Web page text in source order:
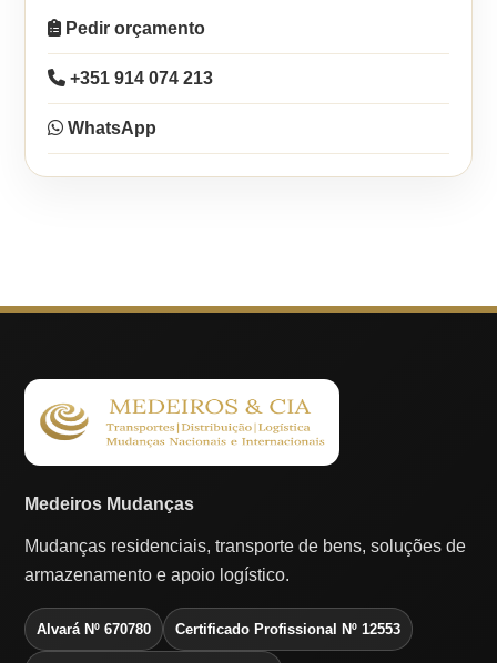
Pedir orçamento
+351 914 074 213
WhatsApp
Medeiros Mudanças
Mudanças residenciais, transporte de bens, soluções de
armazenamento e apoio logístico.
Alvará Nº 670780 Certificado Profissional Nº 12553